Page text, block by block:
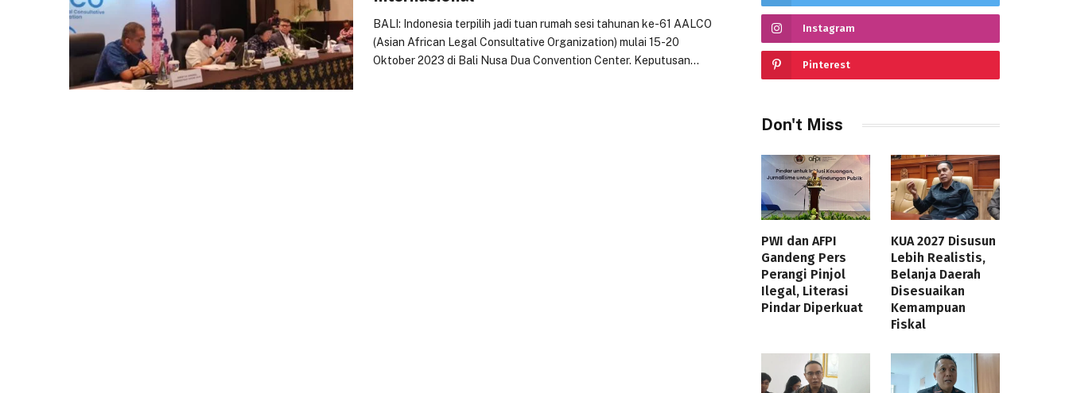
BALI: Indonesia terpilih jadi tuan rumah sesi tahunan ke-61 AALCO
(Asian African Legal Consultative Organization) mulai 15-20
Oktober 2023 di Bali Nusa Dua Convention Center. Keputusan…
Instagram
Pinterest
Don't Miss
PWI dan AFPI
Gandeng Pers
Perangi Pinjol
Ilegal, Literasi
Pindar Diperkuat
KUA 2027 Disusun
Lebih Realistis,
Belanja Daerah
Disesuaikan
Kemampuan
Fiskal